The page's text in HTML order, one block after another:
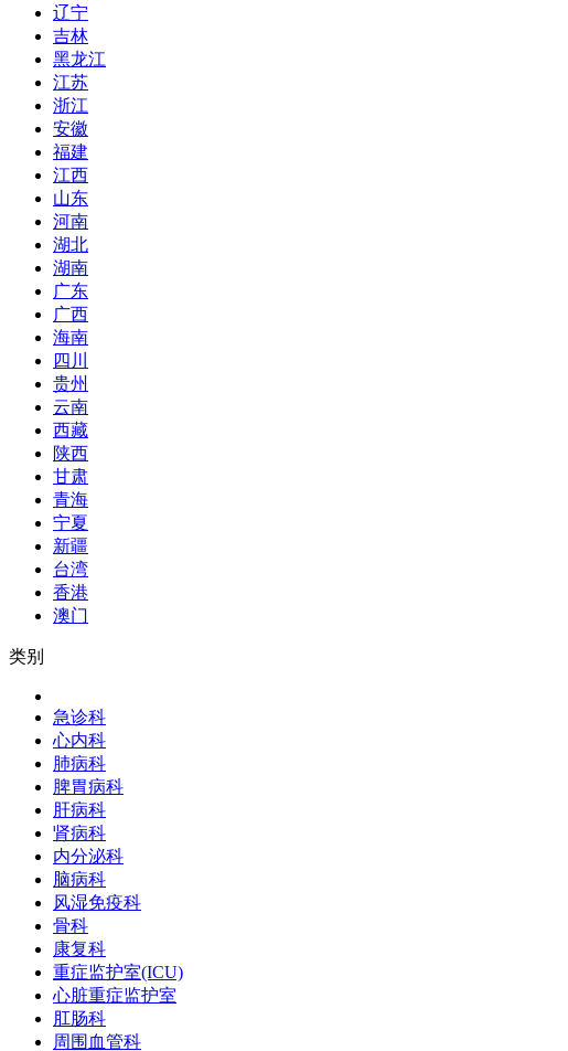
辽宁
吉林
黑龙江
江苏
浙江
安徽
福建
江西
山东
河南
湖北
湖南
广东
广西
海南
四川
贵州
云南
西藏
陕西
甘肃
青海
宁夏
新疆
台湾
香港
澳门
类别
急诊科
心内科
肺病科
脾胃病科
肝病科
肾病科
内分泌科
脑病科
风湿免疫科
骨科
康复科
重症监护室(ICU)
心脏重症监护室
肛肠科
周围血管科